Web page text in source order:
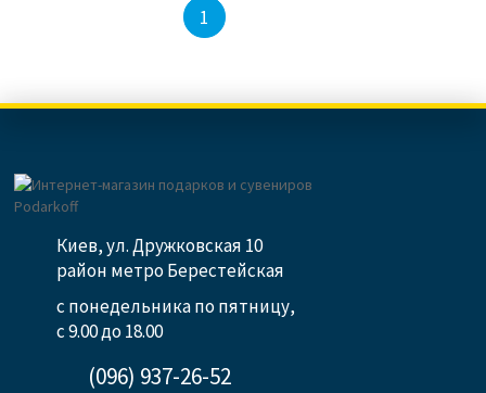
1
Киев, ул. Дружковская 10
район метро Берестейская
с понедельника по пятницу,
с 9.00 до 18.00
(096) 937-26-52